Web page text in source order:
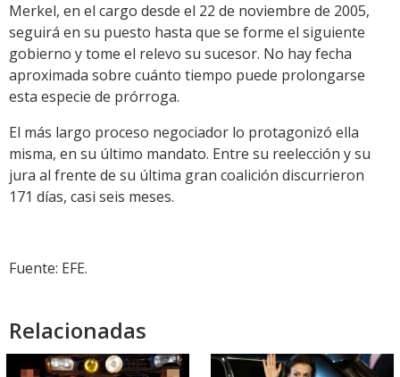
Merkel, en el cargo desde el 22 de noviembre de 2005,
seguirá en su puesto hasta que se forme el siguiente
gobierno y tome el relevo su sucesor. No hay fecha
aproximada sobre cuánto tiempo puede prolongarse
esta especie de prórroga.
El más largo proceso negociador lo protagonizó ella
misma, en su último mandato. Entre su reelección y su
jura al frente de su última gran coalición discurrieron
171 días, casi seis meses.
Fuente: EFE.
Relacionadas